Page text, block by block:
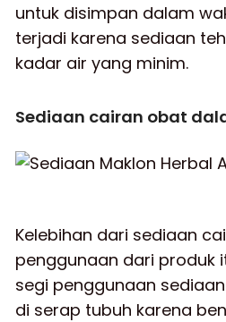
untuk disimpan dalam
terjadi karena sediaan
kadar air yang minim.
Sediaan cairan obat
Kelebihan dari sediaan
penggunaan dari produk
segi penggunaan
di serap tubuh karena